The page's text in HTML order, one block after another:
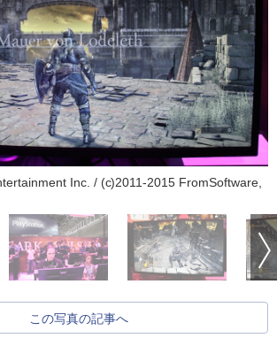
Inc. / (c)2011-2015 FromSoftware,
この写真の記事へ